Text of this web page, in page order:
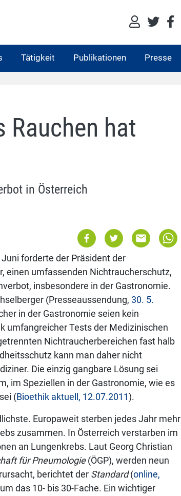
Tätigkeit Publikationen Presse
Rauchen hat
in Österreich
forderte der Präsident der
einen umfassenden Nichtraucherschutz,
insbesondere in der Gastronomie.
(Presseaussendung, 30. 5.
in der Gastronomie seien kein
umfangreicher Tests der Medizinischen
Nichtraucherbereichen fast halb
kann man daher nicht
Die einzig gangbare Lösung sei
im Speziellen in der Gastronomie, wie es
(Bioethik aktuell, 12.07.2011).
Europaweit sterben jedes Jahr mehr
zusammen. In Österreich verstarben im
an Lungenkrebs. Laut Georg Christian
für Pneumologie(ÖGP), werden neun
berichtet der Standard(online,
das 10- bis 30-Fache. Ein wichtiger